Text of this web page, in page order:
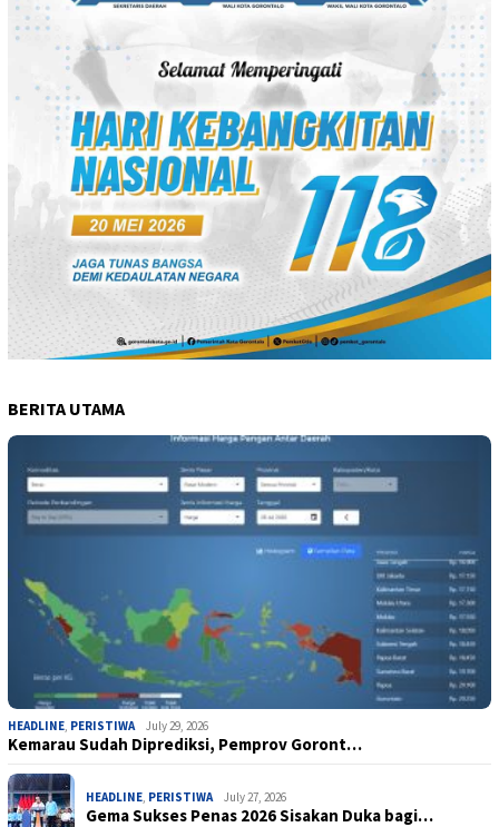
BERITA UTAMA
HEADLINE PERISTIWA July 29, 2026
Kemarau Sudah Diprediksi, Pemprov Goront…
HEADLINE PERISTIWA July 27, 2026
Gema Sukses Penas 2026 Sisakan Duka bagi…